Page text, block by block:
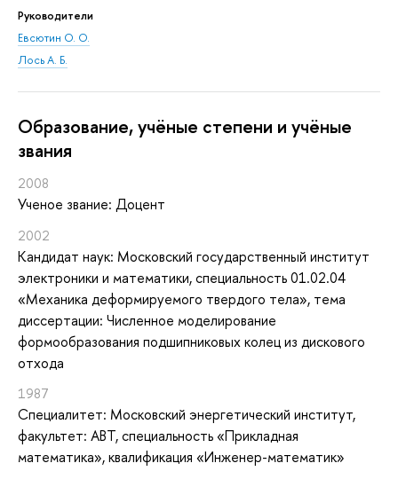
Руководители
Евсютин О. О.
Лось А. Б.
Oбразование, учёные степени и учёные
звания
2008
Ученое звание: Доцент
2002
Кандидат наук: Московский государственный институт
электроники и математики, специальность 01.02.04
«Механика деформируемого твердого тела», тема
диссертации: Численное моделирование
формообразования подшипниковых колец из дискового
отхода
1987
Специалитет: Московский энергетический институт,
факультет: АВТ, специальность «Прикладная
математика», квалификация «Инженер-математик»